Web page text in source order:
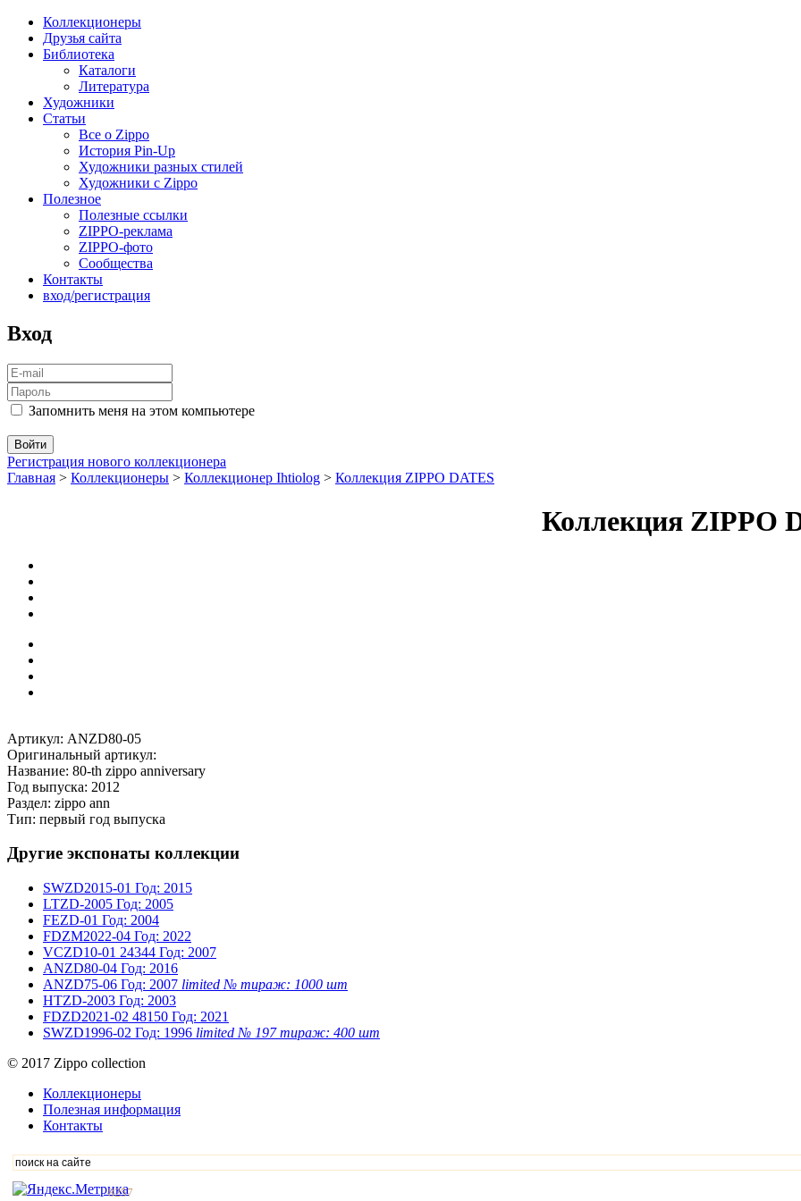
Коллекционеры
Друзья сайта
Библиотека
Каталоги
Литература
Художники
Статьи
Все о Zippo
История Pin-Up
Художники разных стилей
Художники с Zippo
Полезное
Полезные ссылки
ZIPPO-реклама
ZIPPO-фото
Сообщества
Контакты
вход/регистрация
Вход
Запомнить меня на этом компьютере
Регистрация нового коллекционера
Главная > Коллекционеры > Коллекционер Ihtiolog > Коллекция ZIPPO DATES
Коллекция ZIPPO
Артикул: ANZD80-05
Оригинальный артикул:
Название: 80-th zippo anniversary
Год выпуска: 2012
Раздел: zippo ann
Тип: первый год выпуска
Другие экспонаты коллекции
SWZD2015-01 Год: 2015
LTZD-2005 Год: 2005
FEZD-01 Год: 2004
FDZM2022-04 Год: 2022
VCZD10-01 24344 Год: 2007
ANZD80-04 Год: 2016
ANZD75-06 Год: 2007 limited № тираж: 1000 шт
HTZD-2003 Год: 2003
FDZD2021-02 48150 Год: 2021
SWZD1996-02 Год: 1996 limited № 197 тираж: 400 шт
© 2017 Zippo collection
Коллекционеры
Полезная информация
Контакты
8257